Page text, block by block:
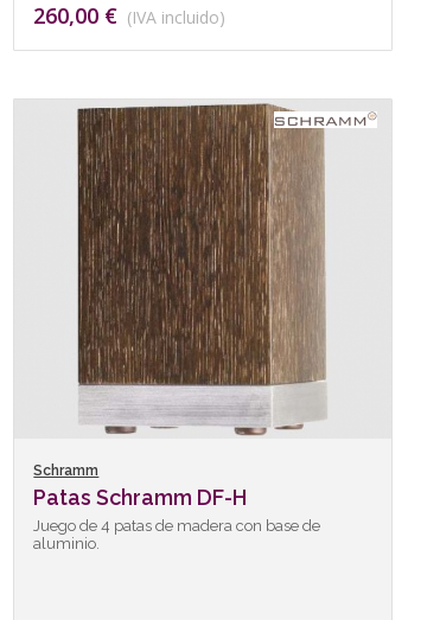
260,00 € (IVA incluido)
Schramm
Patas Schramm DF-H
Juego de 4 patas de madera con base de
aluminio.